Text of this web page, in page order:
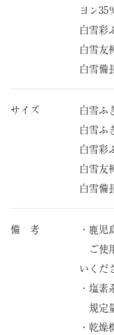
ヨン35
白雪彩
白雪友
白雪備
サイズ
白雪ふ
白雪ふ
白雪彩
白雪友
白雪備
備 考
・鹿
ご使
いくだ
・塩
規定
・乾